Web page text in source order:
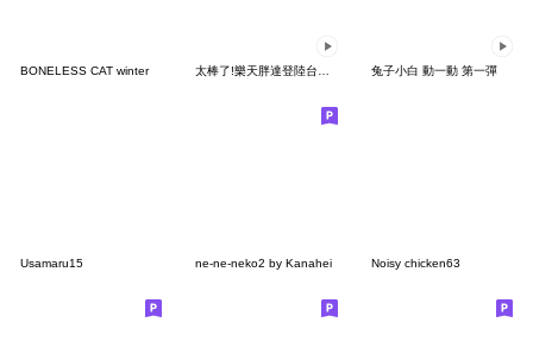
BONELESS CAT winter 太棒了!樂天胖達登陸台灣! (第1彈) 兔子小白 動一動 第一彈
Usamaru15 ne-ne-neko2 by Kanahei Noisy chicken63